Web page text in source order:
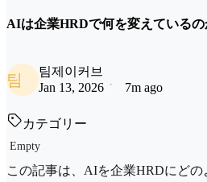
AIは企業HRDで何を変えているの
팀
팀제이커브
Jan 13, 2026
7m ago
カテゴリー
Empty
この記事は、AIを企業HRDにど